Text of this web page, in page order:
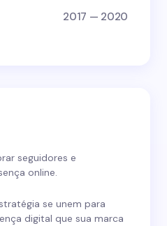
2017 — 2020
seguidores e
online.
se unem para
digital que sua marca